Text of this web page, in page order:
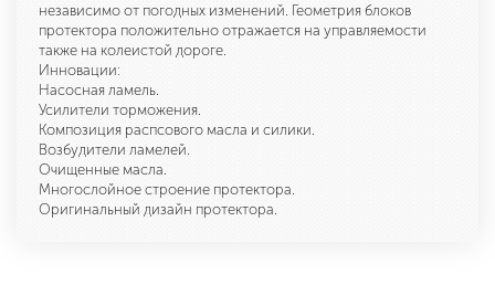
независимо от погодных изменений. Геометрия блоков
протектора положительно отражается на управляемости
также на колеистой дороге.
Инновации:
Насосная ламель.
Усилители торможения.
Композиция распсового масла и силики.
Возбудители ламелей.
Очищенные масла.
Многослойное строение протектора.
Оригинальный дизайн протектора.